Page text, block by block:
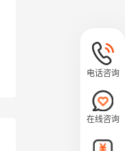
电话咨询
在线咨询